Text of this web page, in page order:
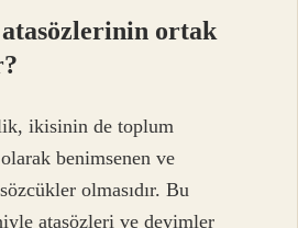
ortak
ikisinin de toplum
benimsenen ve
olmasıdır. Bu
atasözleri ve deyimler